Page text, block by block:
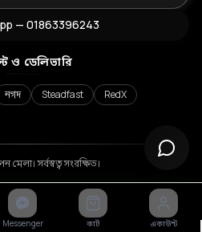
— 01863396243
ও ডেলিভারি
নগদ Steadfast RedX
সর্বস্বত্ব সংরক্ষিত।
Messenger কার্ট একাউন্ট